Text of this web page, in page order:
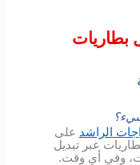
بطاريات
الراشد على
عبر تبديل
وفي أي وقت.